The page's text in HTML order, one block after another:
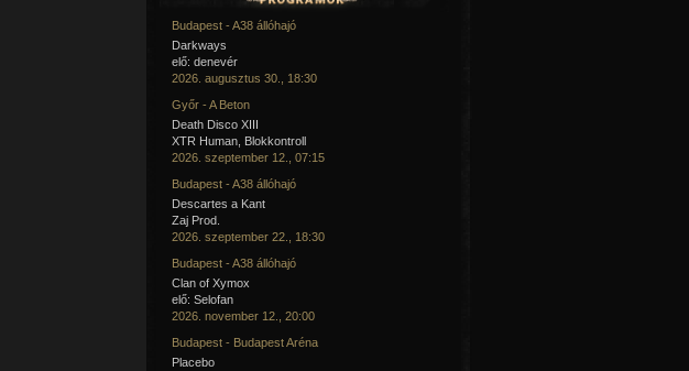
Budapest - A38 állóhajó
Darkways
elő: denevér
2026. augusztus 30., 18:30
Győr - A Beton
Death Disco XIII
XTR Human, Blokkontroll
2026. szeptember 12., 07:15
Budapest - A38 állóhajó
Descartes a Kant
Zaj Prod.
2026. szeptember 22., 18:30
Budapest - A38 állóhajó
Clan of Xymox
elő: Selofan
2026. november 12., 20:00
Budapest - Budapest Aréna
Placebo